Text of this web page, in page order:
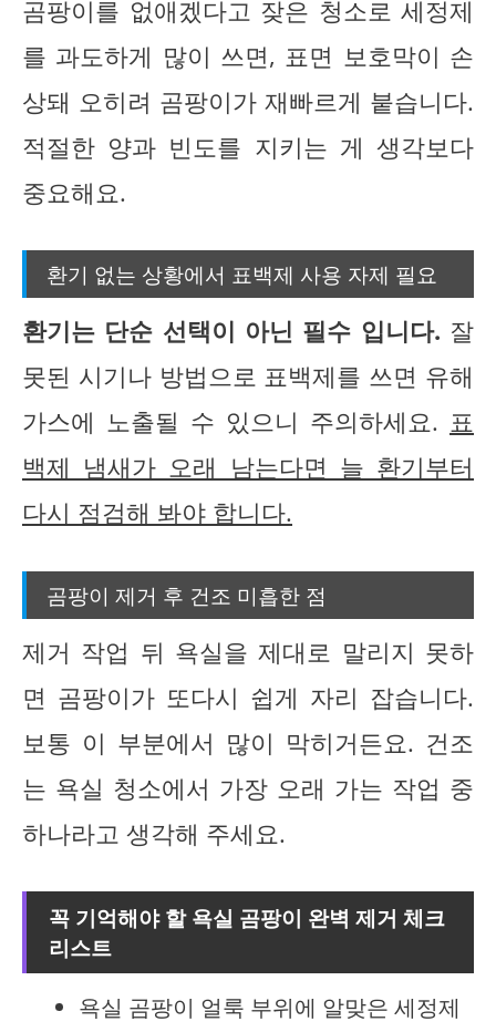
곰팡이를 없애겠다고 잦은 청소로 세정제
를 과도하게 많이 쓰면, 표면 보호막이 손
상돼 오히려 곰팡이가 재빠르게 붙습니다.
적절한 양과 빈도를 지키는 게 생각보다
중요해요.
환기 없는 상황에서 표백제 사용 자제 필요
환기는 단순 선택이 아닌 필수 입니다. 잘
못된 시기나 방법으로 표백제를 쓰면 유해
가스에 노출될 수 있으니 주의하세요. 표
백제 냄새가 오래 남는다면 늘 환기부터
다시 점검해 봐야 합니다.
곰팡이 제거 후 건조 미흡한 점
제거 작업 뒤 욕실을 제대로 말리지 못하
면 곰팡이가 또다시 쉽게 자리 잡습니다.
보통 이 부분에서 많이 막히거든요. 건조
는 욕실 청소에서 가장 오래 가는 작업 중
하나라고 생각해 주세요.
꼭 기억해야 할 욕실 곰팡이 완벽 제거 체크
리스트
욕실 곰팡이 얼룩 부위에 알맞은 세정제